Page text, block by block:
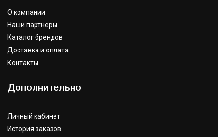
О компании
Наши партнеры
Каталог брендов
Доставка и оплата
Контакты
Дополнительно
Личный кабинет
История заказов